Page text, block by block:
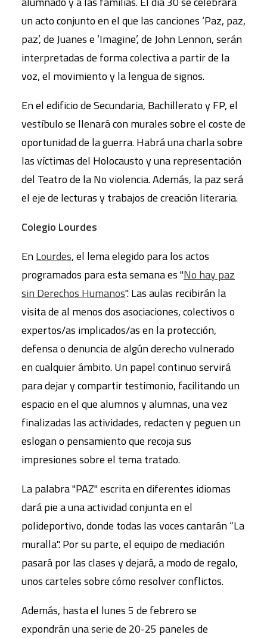
un acto conjunto en el que las canciones ‘Paz, paz,
paz’, de Juanes e ‘Imagine’, de John Lennon, serán
interpretadas de forma colectiva a partir de la
voz, el movimiento y la lengua de signos.
En el edificio de Secundaria, Bachillerato y FP, el
vestíbulo se llenará con murales sobre el coste de
oportunidad de la guerra. Habrá una charla sobre
las víctimas del Holocausto y una representación
del Teatro de la No violencia. Además, la paz será
el eje de lecturas y trabajos de creación literaria.
Colegio Lourdes
EnLourdes, el lema elegido para los actos
programados para esta semana es "No hay paz
sin Derechos Humanos". Las aulas recibirán la
visita de al menos dos asociaciones, colectivos o
expertos/as implicados/as en la protección,
defensa o denuncia de algún derecho vulnerado
en cualquier ámbito. Un papel continuo servirá
para dejar y compartir testimonio, facilitando un
espacio en el que alumnos y alumnas, una vez
finalizadas las actividades, redacten y peguen un
eslogan o pensamiento que recoja sus
impresiones sobre el tema tratado.
La palabra "PAZ" escrita en diferentes idiomas
dará pie a una actividad conjunta en el
polideportivo, donde todas las voces cantarán “La
muralla". Por su parte, el equipo de mediación
pasará por las clases y dejará, a modo de regalo,
unos carteles sobre cómo resolver conflictos.
Además, hasta el lunes 5 de febrero se
expondrán una serie de 20-25 paneles de